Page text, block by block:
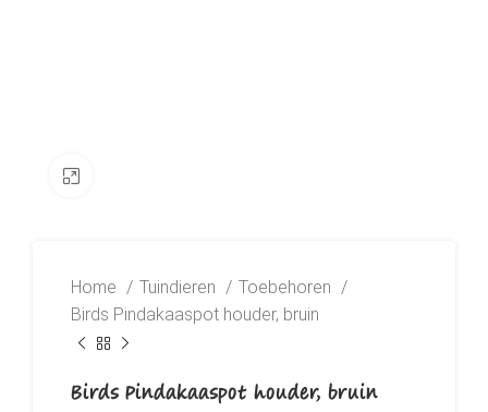
Home Tuindieren
Toebehoren
Birds Pindakaaspot houder, bruin
Birds Pindakaaspot houder, bruin